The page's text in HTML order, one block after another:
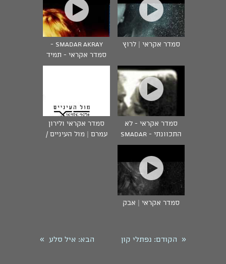
סמדר אקראי | לרוץ
Smadar Akray -
סמדר אקראי - תמיד
אותו דבר
סמדר אקראי - לא
התכוונתי - Smadar
Akray
סמדר אקראי ולירון
עמרם | מול העיניים /
סמדר אקראי | אבק
« הקודם: נפתלי קון הבא: איל סלע »